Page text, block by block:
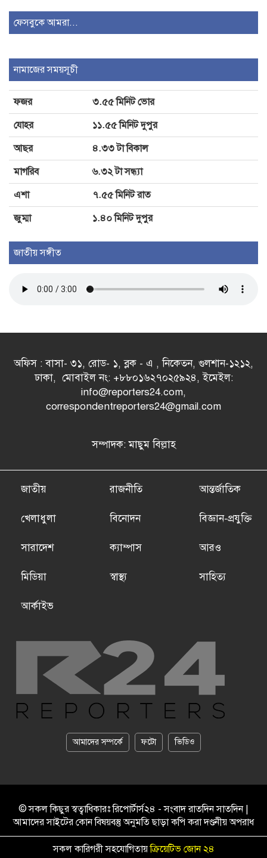
তরুণদের আন্দোলন নরেন্দ্র মোদিকে
কর্মপরিকল্পনার নির্দেশ
দৌলতপুরে পদ্মার পাড় ধসে ২ শিশু
নদীতে, নিখোঁজ ১
ফেসবুকে আমরা...
নামাজের সময়সূচী
ফজর
৩.৫৫ মিনিট ভোর
যোহর
১১.৫৫ মিনিট দুপুর
আছর
৪.৩৩ টা বিকাল
মাগরিব
৬.৩২ টা সন্ধ্যা
এশা
৭.৫৫ মিনিট রাত
জুম্মা
১.৪০ মিনিট দুপুর
জাতীয় সঙ্গীত
অফিস : বাসা- ৩১, রোড- ১, ব্লক - এ , নিকেতন, গুলশান-১২১২,
ঢাকা, মোবাইল নং: +৮৮০১৬২৭০২৫৯২৪, ইমেইল:
info@reporters24.com,
correspondentreporters24@gmail.com
সম্পাদক: মাছুম বিল্লাহ
জাতীয় রাজনীতি আন্তর্জাতিক
খেলাধুলা বিনোদন বিজ্ঞান-প্রযুক্তি
সারাদেশ ক্যাম্পাস আরও
মিডিয়া স্বাস্থ্য সাহিত্য
আর্কাইভ
আমাদের সম্পর্কে ফটো ভিডিও
© সকল কিছুর স্বত্বাধিকারঃ রিপোর্টার্স২৪ - সংবাদ রাতদিন সাতদিন |
আমাদের সাইটের কোন বিষয়বস্তু অনুমতি ছাড়া কপি করা দণ্ডনীয় অপরাধ
সকল কারিগরী সহযোগিতায়ক্রিয়েটিভ জোন ২৪